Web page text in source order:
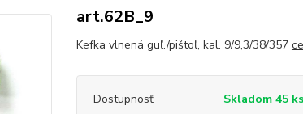
art.62B_9
Kefka vlnená guľ./pištoľ, kal. 9/9,3/38/357
Dostupnosť Skladom 45 ks